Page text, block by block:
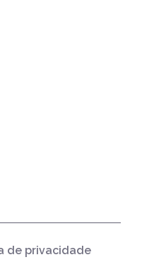
de privacidade